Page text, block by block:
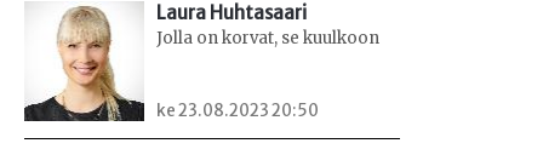
Laura Huhtasaari
Jolla on korvat, se kuulkoon
ke 23.08.2023 20:50